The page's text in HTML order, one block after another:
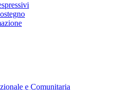
e Comunitaria